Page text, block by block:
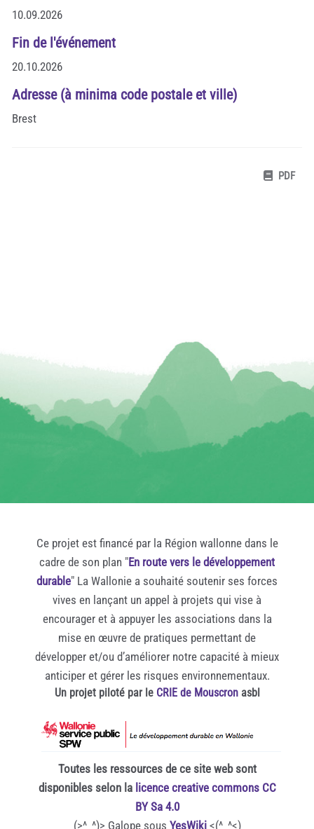
10.09.2026
Fin de l'événement
20.10.2026
Adresse (à minima code postale et ville)
Brest
PDF
Ce projet est financé par la Région wallonne dans le
cadre de son plan "En route vers le développement
durable" La Wallonie a souhaité soutenir ses forces
vives en lançant un appel à projets qui vise à
encourager et à appuyer les associations dans la
mise en œuvre de pratiques permettant de
développer et/ou d’améliorer notre capacité à mieux
anticiper et gérer les risques environnementaux.
Un projet piloté par le CRIE de Mouscronasbl
Toutes les ressources de ce site web sont
disponibles selon la licence creative commons CC
BY Sa 4.0
(>^_^)> Galope sous YesWiki<(^_^<)